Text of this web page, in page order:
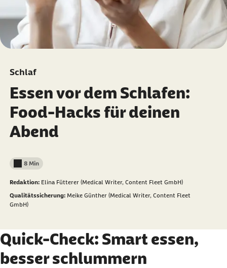
Schlaf
Essen vor dem Schlafen:
Food-Hacks für deinen
Abend
Lesedauer weniger als
8 Min
Redaktion: Elina Fütterer (Medical Writer, Content Fleet GmbH)
Qualitätssicherung: Meike Günther (Medical Writer, Content Fleet
GmbH)
Quick-Check: Smart essen,
besser schlummern